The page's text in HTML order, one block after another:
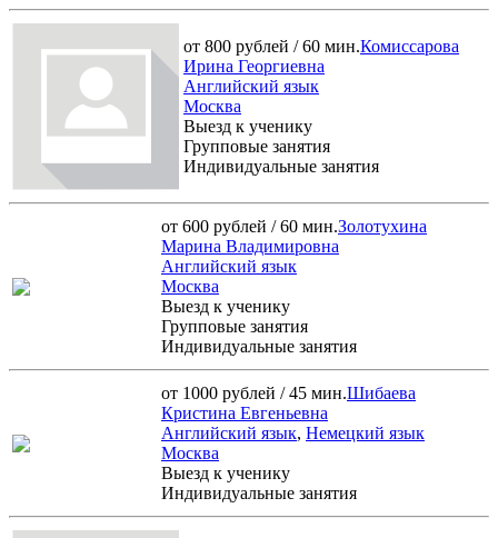
от 800 рублей / 60 мин.Комиссарова
Ирина Георгиевна
Английский язык
Москва
Выезд к ученику
Групповые занятия
Индивидуальные занятия
от 600 рублей / 60 мин.Золотухина
Марина Владимировна
Английский язык
Москва
Выезд к ученику
Групповые занятия
Индивидуальные занятия
от 1000 рублей / 45 мин.Шибаева
Кристина Евгеньевна
Английский язык, Немецкий язык
Москва
Выезд к ученику
Индивидуальные занятия